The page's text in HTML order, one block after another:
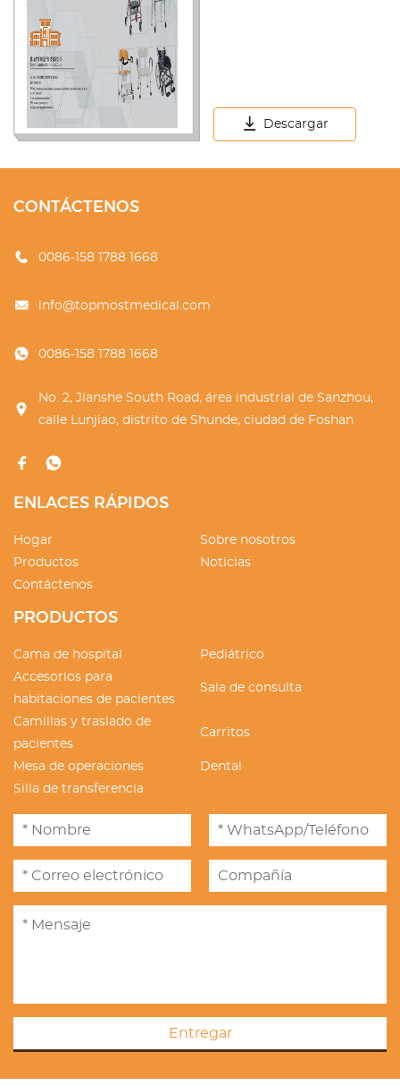
Descargar
CONTÁCTENOS
0086-158 1788 1668
info@topmostmedical.com
0086-158 1788 1668
No. 2, Jianshe South Road, área industrial de Sanzhou,
calle Lunjiao, distrito de Shunde, ciudad de Foshan
ENLACES RÁPIDOS
Hogar
Sobre nosotros
Productos
Noticias
Contáctenos
PRODUCTOS
Cama de hospital
Pediátrico
Accesorios para
habitaciones de pacientes
Sala de consulta
Camillas y traslado de
pacientes
Carritos
Mesa de operaciones
Dental
Silla de transferencia
Entregar